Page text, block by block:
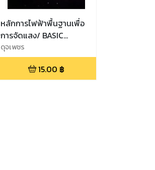
หลักการไฟฟ้าพื้นฐานเพื่อ
การจัดแสง/ BASIC
ELECTRICAL THEORY
FOR STAGE LIGHTING
ดุจเพชร
15.00 ฿